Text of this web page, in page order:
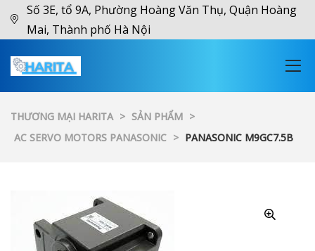
Số 3E, tổ 9A, Phường Hoàng Văn Thụ, Quận Hoàng
Mai, Thành phố Hà Nội
THƯƠNG MẠI HARITA > SẢN PHẨM >
AC SERVO MOTORS PANASONIC > PANASONIC M9GC7.5B